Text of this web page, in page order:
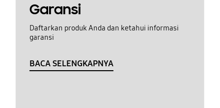
Garansi
Daftarkan produk Anda dan ketahui informasi
garansi
BACA SELENGKAPNYA